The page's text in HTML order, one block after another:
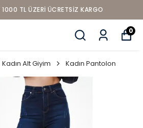
ÜZERI ÜCRETSIZ KARGO
0
Kadın Alt Giyim Kadın Pantolon